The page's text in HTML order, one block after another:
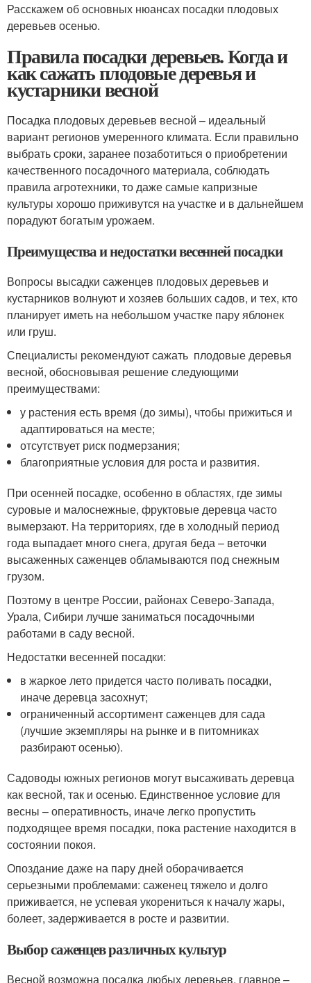
Расскажем об основных нюансах посадки плодовых
деревьев осенью.
Правила посадки деревьев. Когда и
как сажать плодовые деревья и
кустарники весной
Посадка плодовых деревьев весной – идеальный
вариант регионов умеренного климата. Если правильно
выбрать сроки, заранее позаботиться о приобретении
качественного посадочного материала, соблюдать
правила агротехники, то даже самые капризные
культуры хорошо приживутся на участке и в дальнейшем
порадуют богатым урожаем.
Преимущества и недостатки весенней посадки
Вопросы высадки саженцев плодовых деревьев и
кустарников волнуют и хозяев больших садов, и тех, кто
планирует иметь на небольшом участке пару яблонек
или груш.
Специалисты рекомендуют сажать плодовые деревья
весной, обосновывая решение следующими
преимуществами:
у растения есть время (до зимы), чтобы прижиться и
адаптироваться на месте;
отсутствует риск подмерзания;
благоприятные условия для роста и развития.
При осенней посадке, особенно в областях, где зимы
суровые и малоснежные, фруктовые деревца часто
вымерзают. На территориях, где в холодный период
года выпадает много снега, другая беда – веточки
высаженных саженцев обламываются под снежным
грузом.
Поэтому в центре России, районах Северо-Запада,
Урала, Сибири лучше заниматься посадочными
работами в саду весной.
Недостатки весенней посадки:
в жаркое лето придется часто поливать посадки,
иначе деревца засохнут;
ограниченный ассортимент саженцев для сада
(лучшие экземпляры на рынке и в питомниках
разбирают осенью).
Садоводы южных регионов могут высаживать деревца
как весной, так и осенью. Единственное условие для
весны – оперативность, иначе легко пропустить
подходящее время посадки, пока растение находится в
состоянии покоя.
Опоздание даже на пару дней оборачивается
серьезными проблемами: саженец тяжело и долго
приживается, не успевая укорениться к началу жары,
болеет, задерживается в росте и развитии.
Выбор саженцев различных культур
Весной возможна посадка любых деревьев, главное –